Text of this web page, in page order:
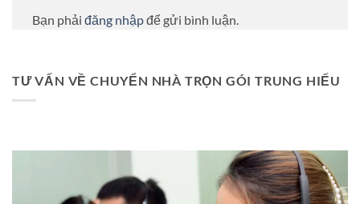
Bạn phải đăng nhậpđể gửi bình luận.
TƯ VẤN VỀ CHUYỂN NHÀ TRỌN GÓI TRUNG HIẾU